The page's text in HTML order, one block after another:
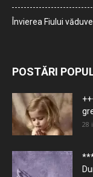
Învierea Fiului
POSTĂRI
28